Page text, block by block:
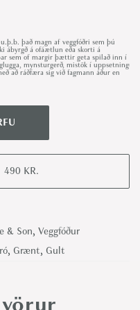
það magn af veggfóðri sem þú
ábyrgð á ofáætlun eða skorti á
sem of margir þættir geta spilað inn í
mynsturgerð, mistök í uppsetningu
að ráðfæra sig við fagmann áður en
490 KR.
& Son, Veggfóður
, Grænt, Gult